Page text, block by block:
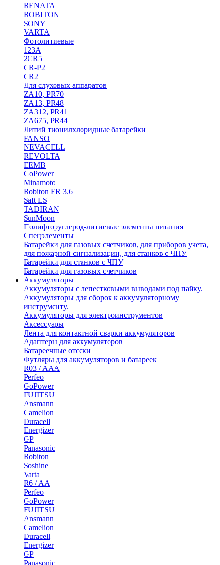
RENATA
ROBITON
SONY
VARTA
Фотолитиевые
123A
2CR5
CR-P2
CR2
Для слуховых аппаратов
ZA10, PR70
ZA13, PR48
ZA312, PR41
ZA675, PR44
Литий тионилхлоридные батарейки
FANSO
NEVACELL
REVOLTA
EEMB
GoPower
Minamoto
Robiton ER 3.6
Saft LS
TADIRAN
SunMoon
Полифторуглерод-литиевые элементы питания
Спецэлементы
Батарейки для газовых счетчиков, для приборов учета,
для пожарной сигнализации, для станков с ЧПУ
Батарейки для станков с ЧПУ
Батарейки для газовых счетчиков
Аккумуляторы
Аккумуляторы с лепестковыми выводами под пайку.
Аккумуляторы для сборок к аккумуляторному
инструменту.
Аккумуляторы для электроинструментов
Аксессуары
Лента для контактной сварки аккумуляторов
Адаптеры для аккумуляторов
Батареечные отсеки
Футляры для аккумуляторов и батареек
R03 / AAA
Perfeo
GoPower
FUJITSU
Ansmann
Camelion
Duracell
Energizer
GP
Panasonic
Robiton
Soshine
Varta
R6 / AA
Perfeo
GoPower
FUJITSU
Ansmann
Camelion
Duracell
Energizer
GP
Panasonic